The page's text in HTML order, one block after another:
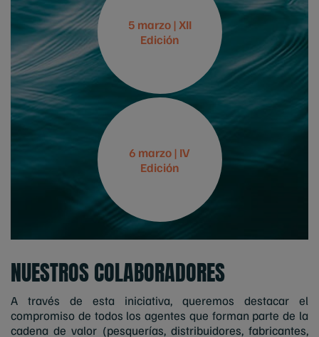
5 marzo | XII
Edición
6 marzo | IV
Edición
NUESTROS COLABORADORES
A través de esta iniciativa, queremos destacar el
compromiso de todos los agentes que forman parte de la
cadena de valor (pesquerías, distribuidores, fabricantes,